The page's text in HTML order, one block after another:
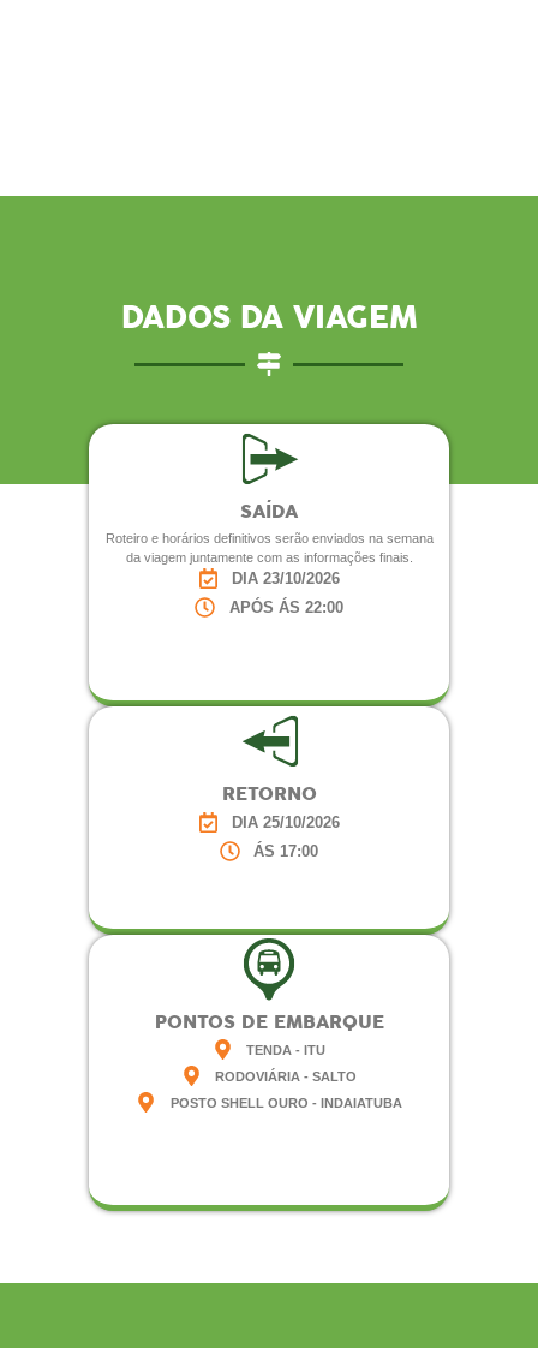
DADOS DA VIAGEM
SAÍDA
Roteiro e horários definitivos serão enviados na semana
da viagem juntamente com as informações finais.
DIA 23/10/2026
APÓS ÁS 22:00
RETORNO
DIA 25/10/2026
ÁS 17:00
PONTOS DE EMBARQUE
TENDA - ITU
RODOVIÁRIA - SALTO
POSTO SHELL OURO - INDAIATUBA